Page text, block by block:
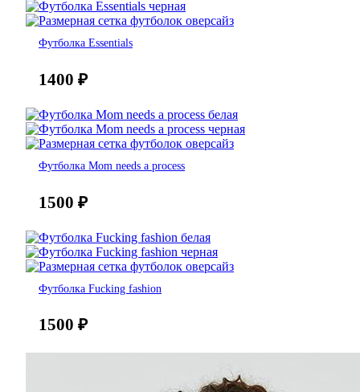
Футболка Essentials
1400 ₽
Футболка Mom needs a process
1500 ₽
Футболка Fucking fashion
1500 ₽